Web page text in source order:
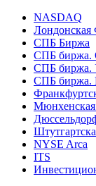
NASDAQ
СПБ Биржа
СПБ биржа.
СПБ биржа.
СПБ биржа.
NYSE Arca
ITS